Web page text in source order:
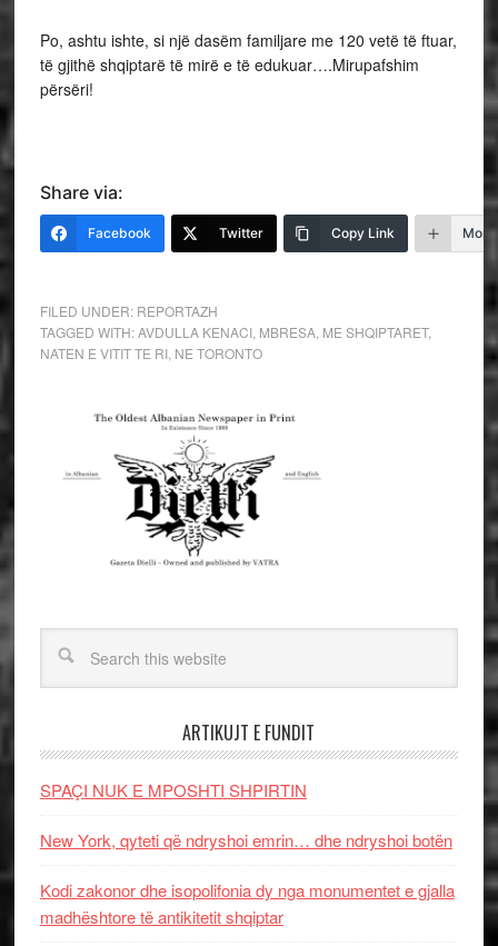
Po, ashtu ishte, si një dasëm familjare me 120 vetë të ftuar,
të gjithë shqiptarë të mirë e të edukuar….Mirupafshim
përsëri!
Share via:
Facebook Twitter Copy Link More
FILED UNDER: REPORTAZH
TAGGED WITH:AVDULLA KENACI, MBRESA, ME SHQIPTARET,
NATEN E VITIT TE RI, NE TORONTO
ARTIKUJT E FUNDIT
SPAÇI NUK E MPOSHTI SHPIRTIN
New York, qyteti që ndryshoi emrin… dhe ndryshoi botën
Kodi zakonor dhe isopolifonia dy nga monumentet e gjalla
madhështore të antikitetit shqiptar